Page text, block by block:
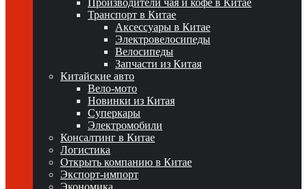
Производители чая и кофе в Китае
Транспорт в Китае
Аксессуары в Китае
Электровелосипеды
Велосипеды
Запчасти из Китая
Китайские авто
Вело-мото
Новинки из Китая
Суперкары
Электромобили
Консалтинг в Китае
Логистика
Открыть компанию в Китае
Экспорт-импорт
Экономика